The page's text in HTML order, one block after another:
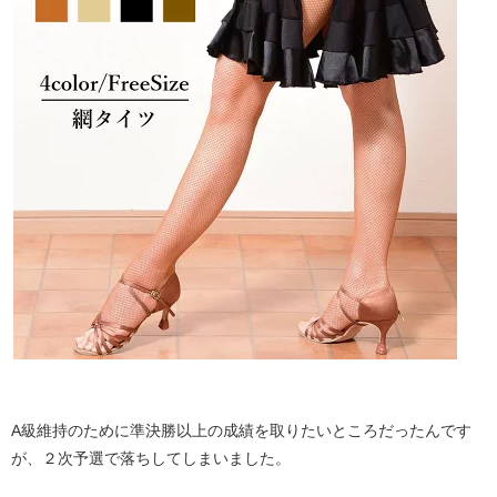
A級維持のために準決勝以上の成績を取りたいところだったんです
が、２次予選で落ちしてしまいました。